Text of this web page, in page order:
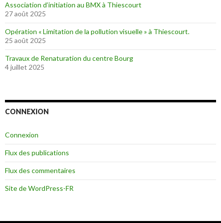
Association d’initiation au BMX à Thiescourt
27 août 2025
Opération « Limitation de la pollution visuelle » à Thiescourt.
25 août 2025
Travaux de Renaturation du centre Bourg
4 juillet 2025
CONNEXION
Connexion
Flux des publications
Flux des commentaires
Site de WordPress-FR